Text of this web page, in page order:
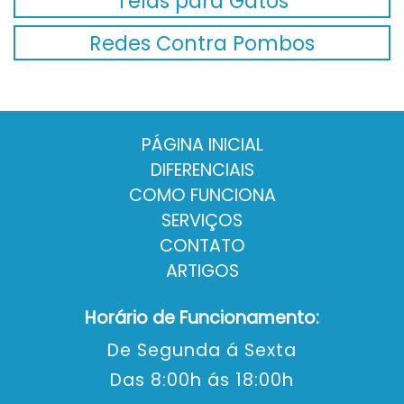
Redes Contra Pombos
PÁGINA INICIAL
DIFERENCIAIS
COMO FUNCIONA
SERVIÇOS
CONTATO
ARTIGOS
Horário de Funcionamento:
De Segunda á Sexta
Das 8:00h ás 18:00h